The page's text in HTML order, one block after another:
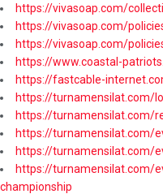
https://vivasoap.com/
https://vivasoap.com/
https://vivasoap.com/
https://www.coastal-
https://fastcable-
https://turnamensilat.com/
https://turnamensilat.com/
https://turnamensilat.com/
https://turnamensilat.com/
https://turnamensilat.com/
championship